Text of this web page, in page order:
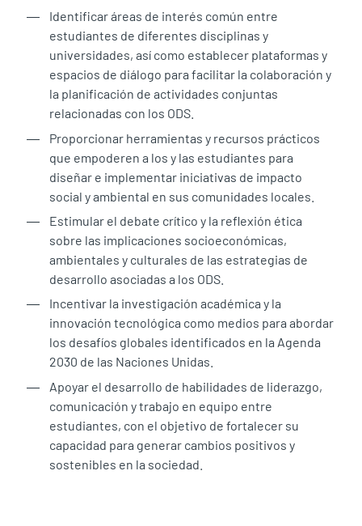
Identificar áreas de interés común entre
estudiantes de diferentes disciplinas y
universidades, así como establecer plataformas y
espacios de diálogo para facilitar la colaboración y
la planificación de actividades conjuntas
relacionadas con los ODS.
Proporcionar herramientas y recursos prácticos
que empoderen a los y las estudiantes para
diseñar e implementar iniciativas de impacto
social y ambiental en sus comunidades locales.
Estimular el debate crítico y la reflexión ética
sobre las implicaciones socioeconómicas,
ambientales y culturales de las estrategias de
desarrollo asociadas a los ODS.
Incentivar la investigación académica y la
innovación tecnológica como medios para abordar
los desafíos globales identificados en la Agenda
2030 de las Naciones Unidas.
Apoyar el desarrollo de habilidades de liderazgo,
comunicación y trabajo en equipo entre
estudiantes, con el objetivo de fortalecer su
capacidad para generar cambios positivos y
sostenibles en la sociedad.